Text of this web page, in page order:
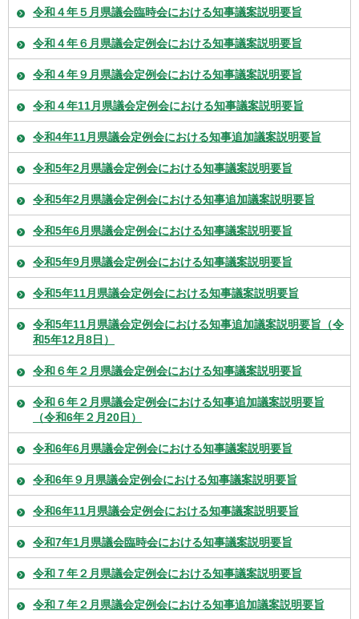
令和４年５月県議会臨時会における知事議案説明要旨
令和４年６月県議会定例会における知事議案説明要旨
令和４年９月県議会定例会における知事議案説明要旨
令和４年11月県議会定例会における知事議案説明要旨
令和4年11月県議会定例会における知事追加議案説明要旨
令和5年2月県議会定例会における知事議案説明要旨
令和5年2月県議会定例会における知事追加議案説明要旨
令和5年6月県議会定例会における知事議案説明要旨
令和5年9月県議会定例会における知事議案説明要旨
令和5年11月県議会定例会における知事議案説明要旨
令和5年11月県議会定例会における知事追加議案説明要旨（令
和5年12月8日）
令和６年２月県議会定例会における知事議案説明要旨
令和６年２月県議会定例会における知事追加議案説明要旨
（令和6年２月20日）
令和6年6月県議会定例会における知事議案説明要旨
令和6年９月県議会定例会における知事議案説明要旨
令和6年11月県議会定例会における知事議案説明要旨
令和7年1月県議会臨時会における知事議案説明要旨
令和７年２月県議会定例会における知事議案説明要旨
令和７年２月県議会定例会における知事追加議案説明要旨